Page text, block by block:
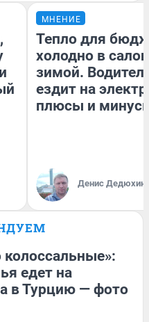
МНЕНИЕ
Тепло для
холодно в
зимой.
ездит на
плюсы и
Денис Дедюхин
едет на
в Турцию — фото